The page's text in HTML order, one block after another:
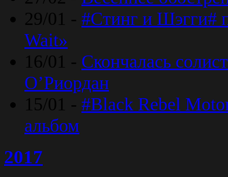
29/01 - #Стинг и Шэгги#
Wait»
16/01 - Скончалась
O’Риордан
15/01 - #Black Rebel
альбом
2017